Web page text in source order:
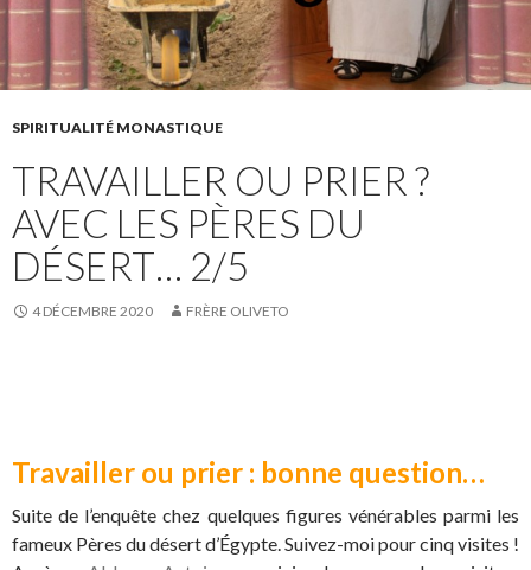
SPIRITUALITÉ MONASTIQUE
TRAVAILLER OU PRIER ?
AVEC LES PÈRES DU
DÉSERT… 2/5
4 DÉCEMBRE 2020 FRÈRE OLIVETO
Travailler ou prier : bonne question…
Suite de l’enquête chez quelques figures vénérables parmi les
fameux Pères du désert d’Égypte. Suivez-moi pour cinq visites !